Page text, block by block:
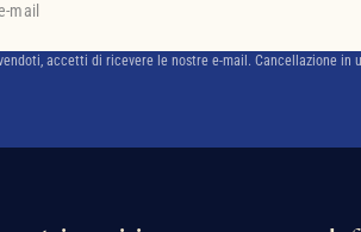
accetti di ricevere le nostre e-mail. Cancellazione in